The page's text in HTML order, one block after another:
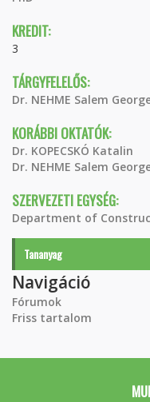
KREDIT:
3
TÁRGYFELELŐS:
Dr. NEHME Salem
KORÁBBI OKTATÓK:
Dr. KOPECSKÓ Katalin
Dr. NEHME Salem
SZERVEZETI EGYSÉG:
Department of
Tananyag
Navigáció
Fórumok
Friss tartalom